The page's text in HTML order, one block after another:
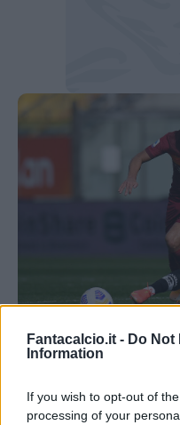
Fantacalcio.it - Do Not
Information
If you wish to opt-out of
processing of your
Gli altri nomi: